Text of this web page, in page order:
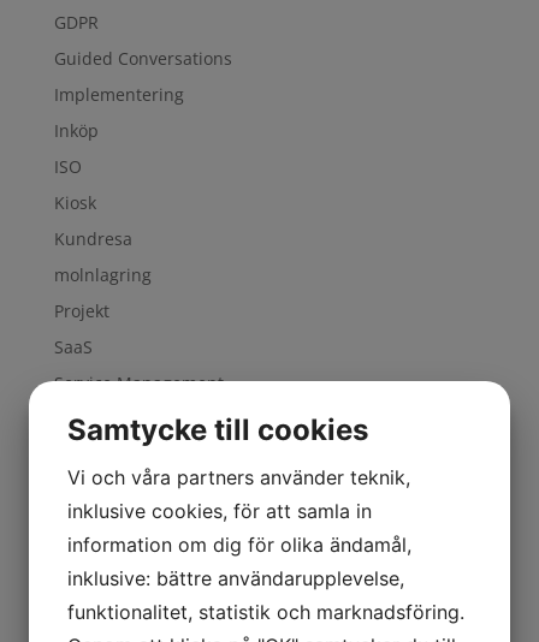
GDPR
Guided Conversations
Implementering
Inköp
ISO
Kiosk
Kundresa
molnlagring
Projekt
SaaS
Service Management
Six Sigma
Sverige
Verksamhetsutveckling
Wizard
Zoho
Samtycke till cookies
Vi och våra partners använder teknik,
inklusive cookies, för att samla in
information om dig för olika ändamål,
inklusive: bättre användarupplevelse,
funktionalitet, statistik och marknadsföring.